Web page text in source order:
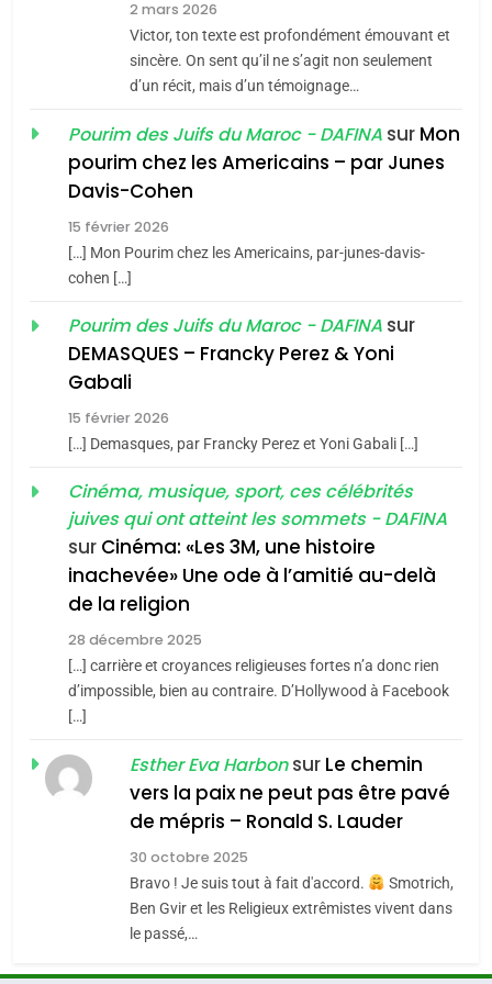
Maroc : Les amandes de
Tafraout, le miel de Tadla
Azilal consacrés produits
du terroir
DAFINA MAROC
Oeil ravageur – Vanessa
De Loya Stauber
«Tu dis génocide, je dis
guerre»: La nouvelle
Tout sur la Nostalgie
SOUVENIRS
l’alliance pourrait
s’étendre à 13 pays
d’Amérique latine
ISRAÉL JUDAISME
2025, l’année la plus
meurtrière selon le
rapport d’ADL contre
l’antisémitisme
FRANCE ISRAÉL
FIÈRE, DIGNE ET RÉSILIENTE :
POURQUOI JE REVENDIQUE
2 mars 2026
Victor, ton texte est profondément émouvant et
sincère. On sent qu’il ne s’agit non seulement
d’un récit, mais d’un témoignage…
Pourim des Juifs du Maroc - DAFINA sur Mon
pourim chez les Americains – par Junes
Davis-Cohen
15 février 2026
[…] Mon Pourim chez les Americains, par-junes-davis-
cohen […]
Pourim des Juifs du Maroc - DAFINA sur
DEMASQUES – Francky Perez & Yoni
Gabali
15 février 2026
[…] Demasques, par Francky Perez et Yoni Gabali […]
Cinéma, musique, sport, ces célébrités
juives qui ont atteint les sommets - DAFINA
sur Cinéma: «Les 3M, une histoire
inachevée» Une ode à l’amitié au-delà
de la religion
28 décembre 2025
[…] carrière et croyances religieuses fortes n’a donc rien
d’impossible, bien au contraire. D’Hollywood à Facebook
[…]
Esther Eva Harbonsur Le chemin
vers la paix ne peut pas être pavé
de mépris – Ronald S. Lauder
30 octobre 2025
Bravo ! Je suis tout à fait d'accord.
Smotrich,
Ben Gvir et les Religieux extrêmistes vivent dans
le passé,…
2025, l’année la plus
d’ADL contre
l’antisémitisme
FRANCE ISRAÉL
POURQUOI JE REVENDIQUE
Zrihen-Dvir
CE QUI NOUS MANQUE –
Jacques Hadida
JUDAISME
Maroc : Les amandes de
Azilal consacrés produits
du terroir
DAFINA MAROC
Oeil ravageur – Vanessa De
Loya Stauber
CINEMA ISRAÉL